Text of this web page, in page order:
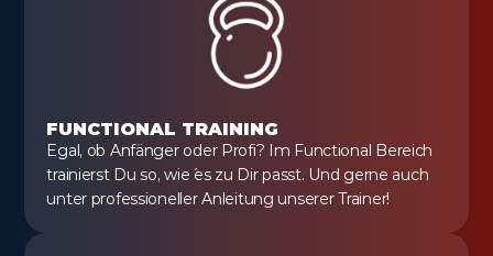
FUNCTIONAL TRAINING
Egal, ob Anfänger oder Profi? Im Functional Bereich
trainierst Du so, wie´ es zu Dir passt. Und gerne auch
unter professioneller Anleitung unserer Trainer!